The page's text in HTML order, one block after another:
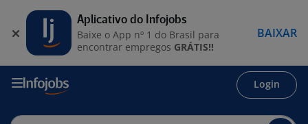
Login
Aplicativo do Infojobs
Baixe o App nº 1 do Brasil para
encontrar empregos GRÁTIS!!
BAIXAR